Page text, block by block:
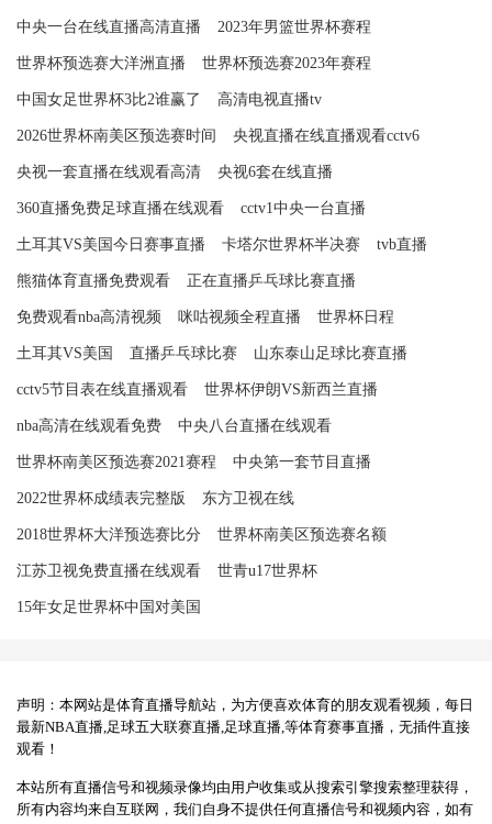
中央一台在线直播高清直播 2023年男篮世界杯赛程
世界杯预选赛大洋洲直播 世界杯预选赛2023年赛程
中国女足世界杯3比2谁赢了 高清电视直播tv
2026世界杯南美区预选赛时间 央视直播在线直播观看cctv6
央视一套直播在线观看高清 央视6套在线直播
360直播免费足球直播在线观看 cctv1中央一台直播
土耳其VS美国今日赛事直播 卡塔尔世界杯半决赛 tvb直播
熊猫体育直播免费观看 正在直播乒乓球比赛直播
免费观看nba高清视频 咪咕视频全程直播 世界杯日程
土耳其VS美国 直播乒乓球比赛 山东泰山足球比赛直播
cctv5节目表在线直播观看 世界杯伊朗VS新西兰直播
nba高清在线观看免费 中央八台直播在线观看
世界杯南美区预选赛2021赛程 中央第一套节目直播
2022世界杯成绩表完整版 东方卫视在线
2018世界杯大洋预选赛比分 世界杯南美区预选赛名额
江苏卫视免费直播在线观看 世青u17世界杯
15年女足世界杯中国对美国
声明：本网站是体育直播导航站，为方便喜欢体育的朋友观看视频，每日
最新NBA直播,足球五大联赛直播,足球直播,等体育赛事直播，无插件直接
观看！
本站所有直播信号和视频录像均由用户收集或从搜索引擎搜索整理获得，
所有内容均来自互联网，我们自身不提供任何直播信号和视频内容，如有